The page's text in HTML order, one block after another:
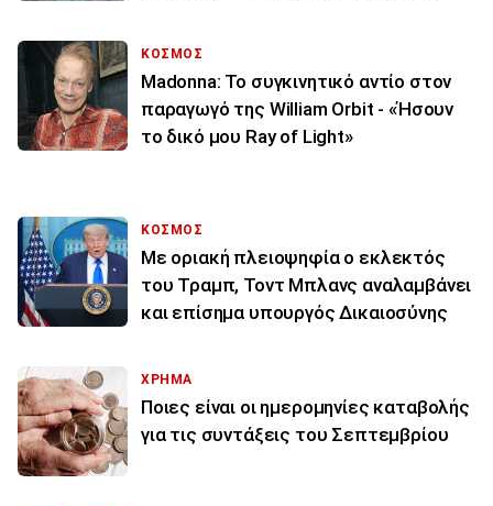
ΚΟΣΜΟΣ
Madonna: Το συγκινητικό αντίο στον
παραγωγό της William Orbit - «Ήσουν
το δικό μου Ray of Light»
ΚΟΣΜΟΣ
Με οριακή πλειοψηφία ο εκλεκτός
του Τραμπ, Τοντ Μπλανς αναλαμβάνει
και επίσημα υπουργός Δικαιοσύνης
ΧΡΗΜΑ
Ποιες είναι οι ημερομηνίες καταβολής
για τις συντάξεις του Σεπτεμβρίου